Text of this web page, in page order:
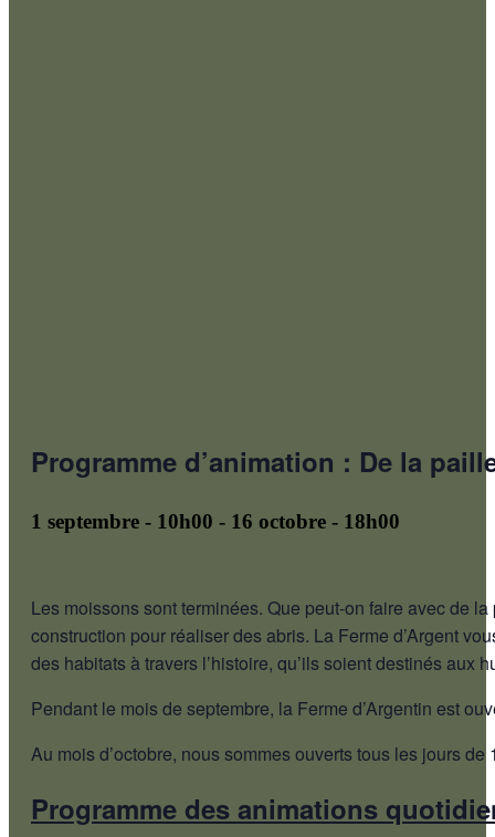
Programme d’animation : De la
1 septembre - 10h00 - 16 octobre - 18h00
Les moissons sont terminées. Que peut-on faire avec de
construction pour réaliser des abris. La Ferme d’Argent
des habitats à travers l’histoire, qu’ils soient destinés aux
Pendant le mois de septembre, la Ferme d’Argentin est
Au mois d’octobre, nous sommes ouverts tous les jours de
Programme des animations